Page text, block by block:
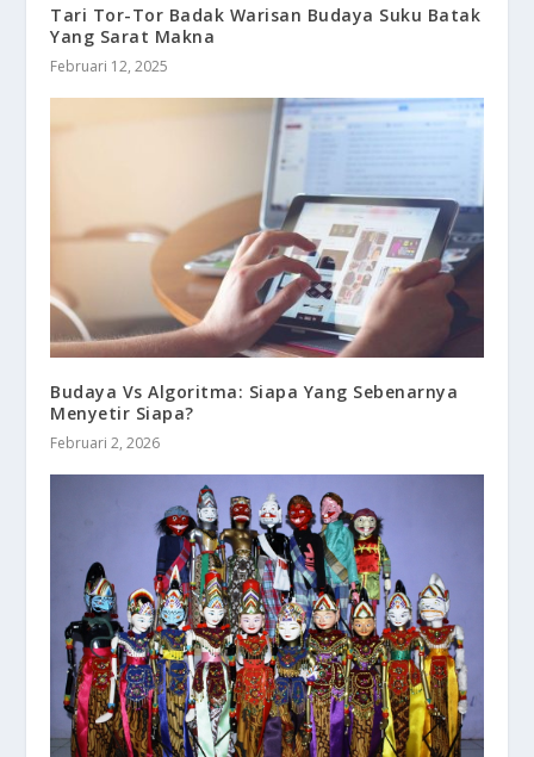
Tari Tor-Tor Badak Warisan Budaya Suku Batak
Yang Sarat Makna
Februari 12, 2025
Budaya Vs Algoritma: Siapa Yang Sebenarnya
Menyetir Siapa?
Februari 2, 2026